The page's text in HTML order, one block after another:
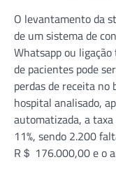
O levantamento da
de um sistema de
Whatsapp ou
de pacientes pode
perdas de receita no
hospital analisado,
automatizada, a
11%, sendo 2.200
R＄ 176.000,00 e o